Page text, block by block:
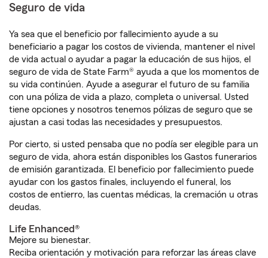
Seguro de vida
Ya sea que el beneficio por fallecimiento ayude a su
beneficiario a pagar los costos de vivienda, mantener el nivel
de vida actual o ayudar a pagar la educación de sus hijos, el
seguro de vida de State Farm® ayuda a que los momentos de
su vida continúen. Ayude a asegurar el futuro de su familia
con una póliza de vida a plazo, completa o universal. Usted
tiene opciones y nosotros tenemos pólizas de seguro que se
ajustan a casi todas las necesidades y presupuestos.
Por cierto, si usted pensaba que no podía ser elegible para un
seguro de vida, ahora están disponibles los Gastos funerarios
de emisión garantizada. El beneficio por fallecimiento puede
ayudar con los gastos finales, incluyendo el funeral, los
costos de entierro, las cuentas médicas, la cremación u otras
deudas.
Life Enhanced®
Mejore su bienestar.
Reciba orientación y motivación para reforzar las áreas clave